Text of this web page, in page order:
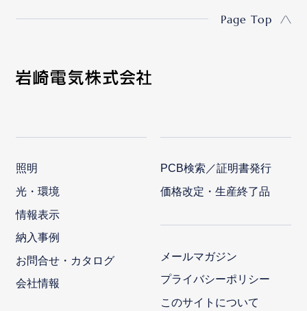
Page Top
照明
光・環境
情報表示
納入事例
お問合せ・カタログ
会社情報
PCB検索／証明書発行
価格改定・生産終了品
メールマガジン
プライバシーポリシー
このサイトについて